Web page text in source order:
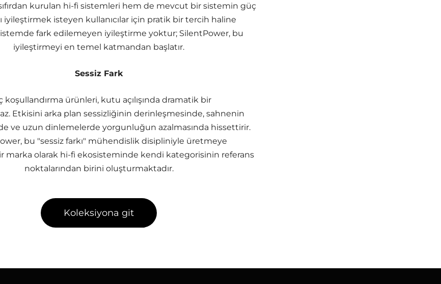
kurulan hi-fi sistemleri hem de mevcut bir sistemin güç
iyileştirmek isteyen kullanıcılar için pratik bir tercih haline
fark edilemeyen iyileştirme yoktur; SilentPower, bu
iyileştirmeyi en temel katmandan başlatır.
Sessiz Fark
koşullandırma ürünleri, kutu açılışında dramatik bir
Etkisini arka plan sessizliğinin derinleşmesinde, sahnenin
ve uzun dinlemelerde yorgunluğun azalmasında hissettirir.
bu "sessiz farkı" mühendislik disipliniyle üretmeye
marka olarak hi-fi ekosisteminde kendi kategorisinin referans
noktalarından birini oluşturmaktadır.
Koleksiyona git